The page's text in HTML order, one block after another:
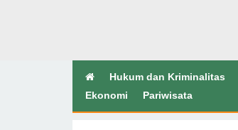
Hukum dan Kriminalitas
Ekonomi
Pariwisata